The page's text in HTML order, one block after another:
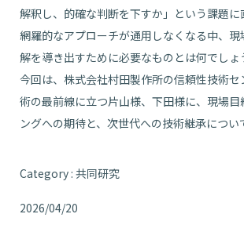
解釈し、的確な判断を下すか」という課題に
網羅的なアプローチが通用しなくなる中、
解を導き出すために必要なものとは何でしょ
今回は、株式会社村田製作所の信頼性技術
術の最前線に立つ片山様、下田様に、現場目
ングへの期待と、次世代への技術継承につい
Category : 共同研究
2026/04/20